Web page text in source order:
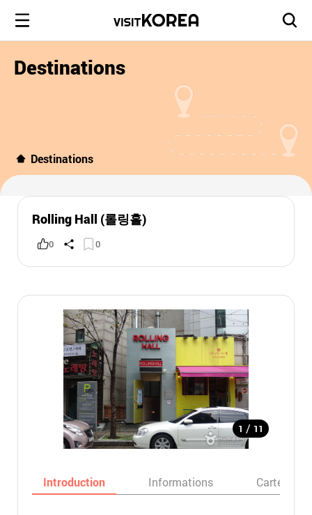
Destinations
Destinations
Rolling Hall (롤링홀)
0 0
1 / 11
Introduction Informations Carte